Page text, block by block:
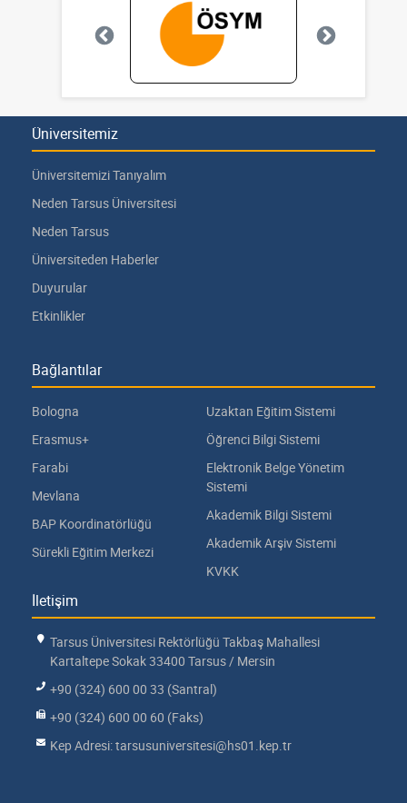
Üniversitemiz
Üniversitemizi Tanıyalım
Neden Tarsus Üniversitesi
Neden Tarsus
Üniversiteden Haberler
Duyurular
Etkinlikler
Bağlantılar
Bologna
Erasmus+
Farabi
Mevlana
BAP Koordinatörlüğü
Sürekli Eğitim Merkezi
Uzaktan Eğitim Sistemi
Öğrenci Bilgi Sistemi
Elektronik Belge Yönetim
Sistemi
Akademik Bilgi Sistemi
Akademik Arşiv Sistemi
KVKK
İletişim
Tarsus Üniversitesi Rektörlüğü Takbaş Mahallesi
Kartaltepe Sokak 33400 Tarsus / Mersin
+90 (324) 600 00 33 (Santral)
+90 (324) 600 00 60 (Faks)
Kep Adresi: tarsusuniversitesi@hs01.kep.tr